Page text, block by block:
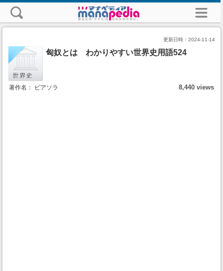
更新日時： 2024-11-14
匈奴とは わかりやすい世界史用語524
著作名： ピアソラ 8,440 views